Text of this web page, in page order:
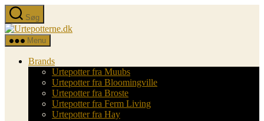
Spring
til
indholdet
Søg
Urtepotterne.dk
Menu
Brands
Urtepotter fra Muubs
Urtepotter fra Bloomingville
Urtepotter fra Broste
Urtepotter fra Ferm Living
Urtepotter fra Hay